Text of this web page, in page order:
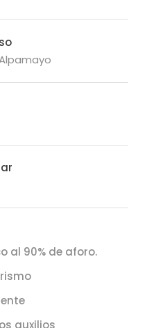
al 90% de aforo.
auxilios